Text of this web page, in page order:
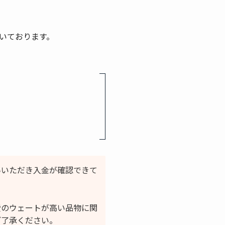
おります。
ただき入金が確認できて
ウェートが高い品物に関
承ください。